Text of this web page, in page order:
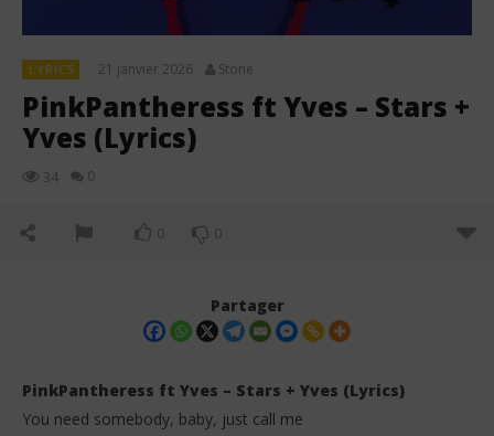
LYRICS 21 janvier 2026 Stone
PinkPantheress ft Yves – Stars +
Yves (Lyrics)
34 0
0 0
Partager
PinkPantheress ft Yves – Stars + Yves (Lyrics)
You need somebody, baby, just call me